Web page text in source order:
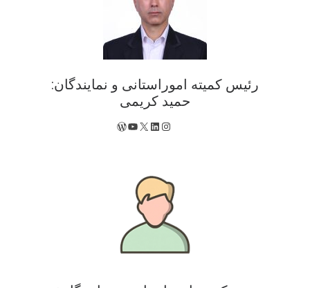
رئیس کمیته اموراستانی و نمایندگان:
حمید کریمی
اینستاگرم
لینکداین
X یوتیوبوردپرس